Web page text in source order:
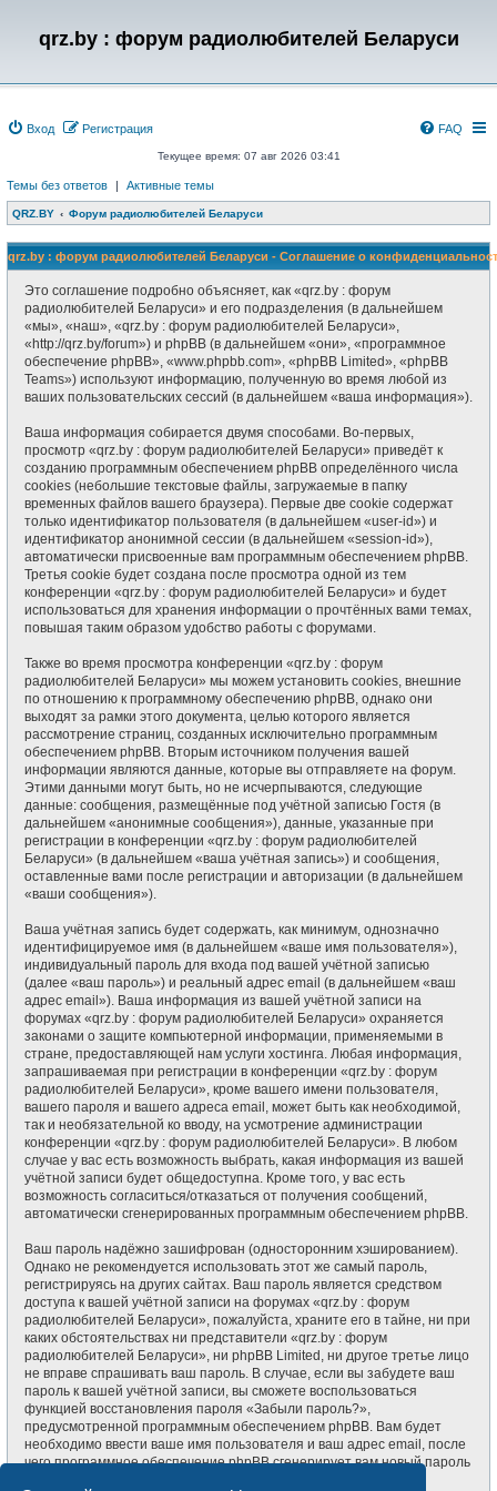
qrz.by : форум радиолюбителей Беларуси
Вход Регистрация FAQ
Текущее время: 07 авг 2026 03:41
Темы без ответов | Активные темы
QRZ.BY Форум радиолюбителей Беларуси
qrz.by : форум радиолюбителей Беларуси - Соглашение о
Это соглашение подробно объясняет, как «qrz.by : форум
радиолюбителей Беларуси» и его подразделения (в дальнейшем
«мы», «наш», «qrz.by : форум радиолюбителей Беларуси»,
«http://qrz.by/forum») и phpBB (в дальнейшем «они», «программное
обеспечение phpBB», «www.phpbb.com», «phpBB Limited», «phpBB
Teams») используют информацию, полученную во время любой из
ваших пользовательских сессий (в дальнейшем «ваша информация»).
Ваша информация собирается двумя способами. Во-первых,
просмотр «qrz.by : форум радиолюбителей Беларуси» приведёт к
созданию программным обеспечением phpBB определённого числа
cookies (небольшие текстовые файлы, загружаемые в папку
временных файлов вашего браузера). Первые две cookie содержат
только идентификатор пользователя (в дальнейшем «user-id») и
идентификатор анонимной сессии (в дальнейшем «session-id»),
автоматически присвоенные вам программным обеспечением phpBB.
Третья cookie будет создана после просмотра одной из тем
конференции «qrz.by : форум радиолюбителей Беларуси» и будет
использоваться для хранения информации о прочтённых вами темах,
повышая таким образом удобство работы с форумами.
Также во время просмотра конференции «qrz.by : форум
радиолюбителей Беларуси» мы можем установить cookies, внешние
по отношению к программному обеспечению phpBB, однако они
выходят за рамки этого документа, целью которого является
рассмотрение страниц, созданных исключительно программным
обеспечением phpBB. Вторым источником получения вашей
информации являются данные, которые вы отправляете на форум.
Этими данными могут быть, но не исчерпываются, следующие
данные: сообщения, размещённые под учётной записью Гостя (в
дальнейшем «анонимные сообщения»), данные, указанные при
регистрации в конференции «qrz.by : форум радиолюбителей
Беларуси» (в дальнейшем «ваша учётная запись») и сообщения,
оставленные вами после регистрации и авторизации (в дальнейшем
«ваши сообщения»).
Ваша учётная запись будет содержать, как минимум, однозначно
идентифицируемое имя (в дальнейшем «ваше имя пользователя»),
индивидуальный пароль для входа под вашей учётной записью
(далее «ваш пароль») и реальный адрес email (в дальнейшем «ваш
адрес email»). Ваша информация из вашей учётной записи на
форумах «qrz.by : форум радиолюбителей Беларуси» охраняется
законами о защите компьютерной информации, применяемыми в
стране, предоставляющей нам услуги хостинга. Любая информация,
запрашиваемая при регистрации в конференции «qrz.by : форум
радиолюбителей Беларуси», кроме вашего имени пользователя,
вашего пароля и вашего адреса email, может быть как необходимой,
так и необязательной ко вводу, на усмотрение администрации
конференции «qrz.by : форум радиолюбителей Беларуси». В любом
случае у вас есть возможность выбрать, какая информация из вашей
учётной записи будет общедоступна. Кроме того, у вас есть
возможность согласиться/отказаться от получения сообщений,
автоматически сгенерированных программным обеспечением phpBB.
Ваш пароль надёжно зашифрован (односторонним хэшированием).
Однако не рекомендуется использовать этот же самый пароль,
регистрируясь на других сайтах. Ваш пароль является средством
доступа к вашей учётной записи на форумах «qrz.by : форум
радиолюбителей Беларуси», пожалуйста, храните его в тайне, ни при
каких обстоятельствах ни представители «qrz.by : форум
радиолюбителей Беларуси», ни phpBB Limited, ни другое третье лицо
не вправе спрашивать ваш пароль. В случае, если вы забудете ваш
пароль к вашей учётной записи, вы сможете воспользоваться
функцией восстановления пароля «Забыли пароль?»,
предусмотренной программным обеспечением phpBB. Вам будет
необходимо ввести ваше имя пользователя и ваш адрес email, после
чего программное обеспечение phpBB сгенерирует вам новый пароль